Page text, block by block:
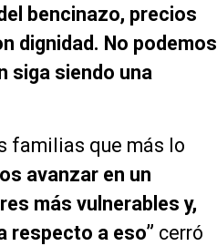
bencinazo, precios
dignidad. No podemos
siga siendo una
familias que más lo
avanzar en un
más vulnerables y,
respecto a eso” cerró